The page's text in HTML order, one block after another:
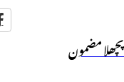
پچھلا مضمون